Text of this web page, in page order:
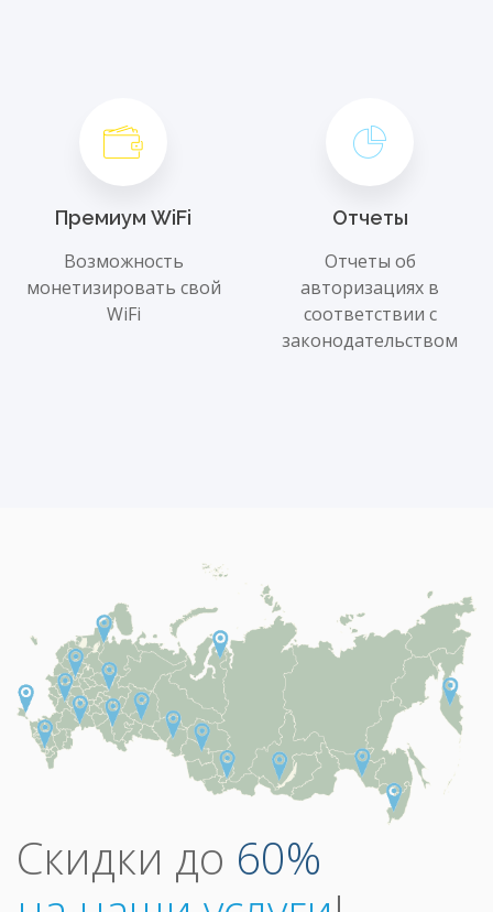
Премиум WiFi
Возможность
монетизировать свой
WiFi
Отчеты
Отчеты об
авторизациях в
соответствии с
законодательством
Скидки до 60%